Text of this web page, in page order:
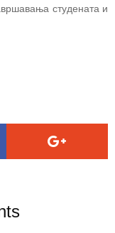
студената и